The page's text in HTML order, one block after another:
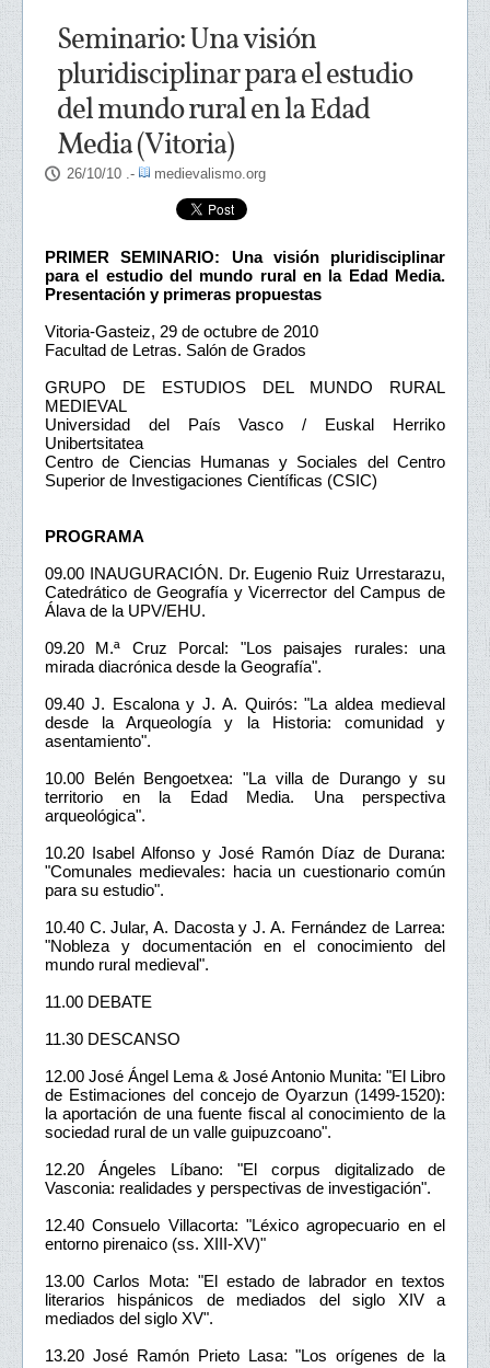
Seminario: Una visión
pluridisciplinar para el estudio
del mundo rural en la Edad
Media (Vitoria)
26/10/10 .- medievalismo.org
PRIMER SEMINARIO: Una visión pluridisciplinar
para el estudio del mundo rural en la Edad Media.
Presentación y primeras propuestas
Vitoria-Gasteiz, 29 de octubre de 2010
Facultad de Letras. Salón de Grados
GRUPO DE ESTUDIOS DEL MUNDO RURAL
MEDIEVAL
Universidad del País Vasco / Euskal Herriko
Unibertsitatea
Centro de Ciencias Humanas y Sociales del Centro
Superior de Investigaciones Científicas (CSIC)
PROGRAMA
09.00 INAUGURACIÓN. Dr. Eugenio Ruiz Urrestarazu,
Catedrático de Geografía y Vicerrector del Campus de
Álava de la UPV/EHU.
09.20 M.ª Cruz Porcal: "Los paisajes rurales: una
mirada diacrónica desde la Geografía".
09.40 J. Escalona y J. A. Quirós: "La aldea medieval
desde la Arqueología y la Historia: comunidad y
asentamiento".
10.00 Belén Bengoetxea: "La villa de Durango y su
territorio en la Edad Media. Una perspectiva
arqueológica".
10.20 Isabel Alfonso y José Ramón Díaz de Durana:
"Comunales medievales: hacia un cuestionario común
para su estudio".
10.40 C. Jular, A. Dacosta y J. A. Fernández de Larrea:
"Nobleza y documentación en el conocimiento del
mundo rural medieval".
11.00 DEBATE
11.30 DESCANSO
12.00 José Ángel Lema & José Antonio Munita: "El Libro
de Estimaciones del concejo de Oyarzun (1499-1520):
la aportación de una fuente fiscal al conocimiento de la
sociedad rural de un valle guipuzcoano".
12.20 Ángeles Líbano: "El corpus digitalizado de
Vasconia: realidades y perspectivas de investigación".
12.40 Consuelo Villacorta: "Léxico agropecuario en el
entorno pirenaico (ss. XIII-XV)"
13.00 Carlos Mota: "El estado de labrador en textos
literarios hispánicos de mediados del siglo XIV a
mediados del siglo XV".
13.20 José Ramón Prieto Lasa: "Los orígenes de la